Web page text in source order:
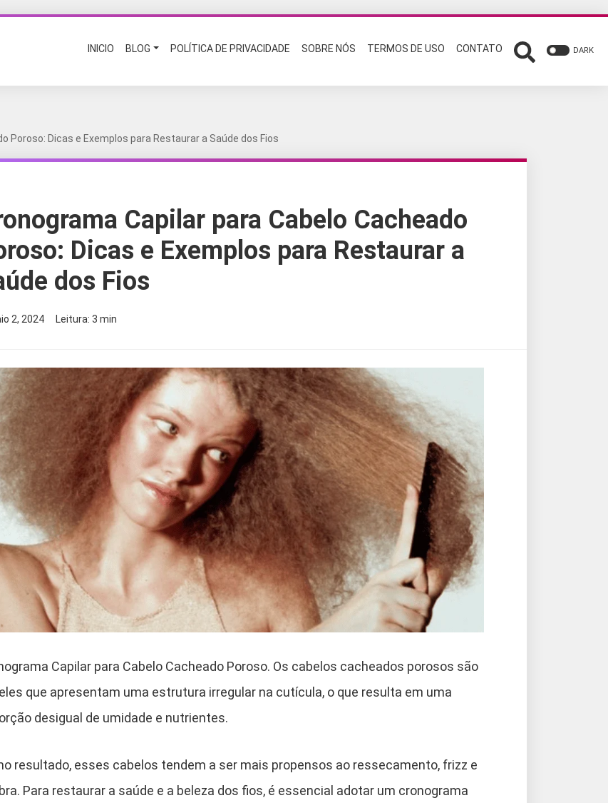
INICIO BLOG POLÍTICA DE PRIVACIDADE SOBRE NÓS TERMOS DE USO CONTATO DARK
Poroso: Dicas e Exemplos para Restaurar a Saúde dos Fios
Capilar para Cabelo Cacheado
Dicas e Exemplos para Restaurar a
dos Fios
2, 2024 Leitura: 3 min
Capilar para Cabelo Cacheado Poroso. Os cabelos cacheados porosos são
que apresentam uma estrutura irregular na cutícula, o que resulta em uma
desigual de umidade e nutrientes.
resultado, esses cabelos tendem a ser mais propensos ao ressecamento, frizz e
Para restaurar a saúde e a beleza dos fios, é essencial adotar um cronograma